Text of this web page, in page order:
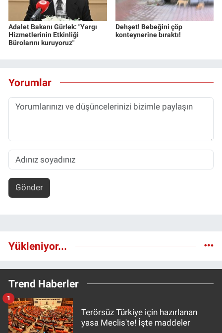
Adalet Bakanı Gürlek: "Yargı
Hizmetlerinin Etkinliği
Bürolarını kuruyoruz"
Dehşet! Bebeğini çöp
konteynerine bıraktı!
Yorumlar
Gönder
Yükleniyor...
Trend Haberler
Terörsüz Türkiye için hazırlanan
yasa Meclis'te! İşte maddeler
1